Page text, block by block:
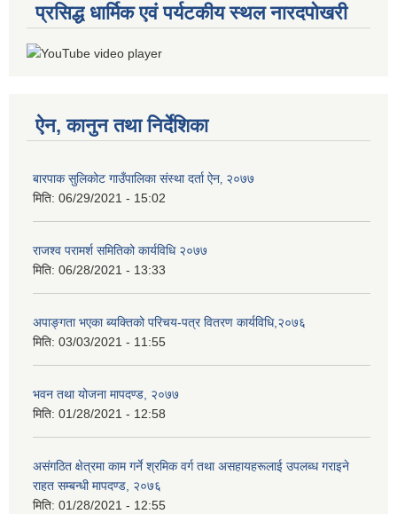
प्रसिद्ध धार्मिक एवं पर्यटकीय स्थल नारदपोखरी
ऐन, कानुन तथा निर्देशिका
बारपाक सुलिकोट गाउँपालिका संस्था दर्ता ऐन‚ २०७७
मिति: 06/29/2021 - 15:02
राजश्व परामर्श समितिको कार्यविधि २०७७
मिति: 06/28/2021 - 13:33
अपाङ्गता भएका ब्यक्तिको परिचय-पत्र वितरण कार्यविधि,२०७६
मिति: 03/03/2021 - 11:55
भवन तथा योजना मापदण्ड, २०७७
मिति: 01/28/2021 - 12:58
असंगठित क्षेत्रमा काम गर्ने श्रमिक वर्ग तथा असहायहरूलाई उपलब्ध गराइने
राहत सम्बन्धी मापदण्ड, २०७६
मिति: 01/28/2021 - 12:55